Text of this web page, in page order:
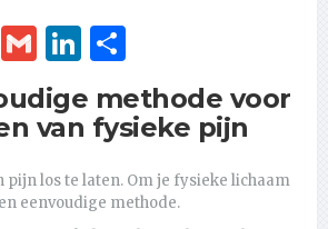
Messenger
GmailLinkedIn
methode voor
van fysieke pijn
pijn los te laten. Om je fysieke lichaam
eenvoudige methode.